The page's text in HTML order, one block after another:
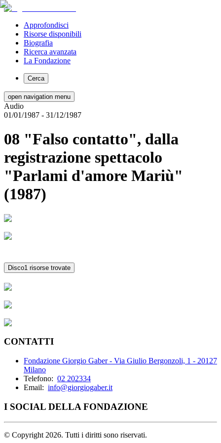
Approfondisci
Risorse disponibili
Biografia
Ricerca avanzata
La Fondazione
Cerca
open navigation menu
Audio
01/01/1987 - 31/12/1987
08 "Falso contatto", dalla
registrazione spettacolo
"Parlami d'amore Mariù"
(1987)
Disco1 risorse trovate
CONTATTI
Fondazione Giorgio Gaber - Via Giulio Bergonzoli, 1 - 20127
Milano
Telefono: 02 202334
Email: info@giorgiogaber.it
I SOCIAL DELLA FONDAZIONE
© Copyright 2026. Tutti i diritti sono riservati.